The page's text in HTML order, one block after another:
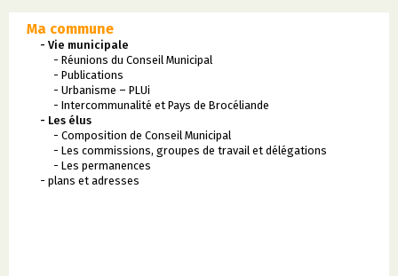
Ma commune
- Vie municipale
- Réunions du Conseil Municipal
- Publications
- Urbanisme – PLUi
- Intercommunalité et Pays de Brocéliande
- Les élus
- Composition de Conseil Municipal
- Les commissions, groupes de travail et délégations
- Les permanences
- plans et adresses